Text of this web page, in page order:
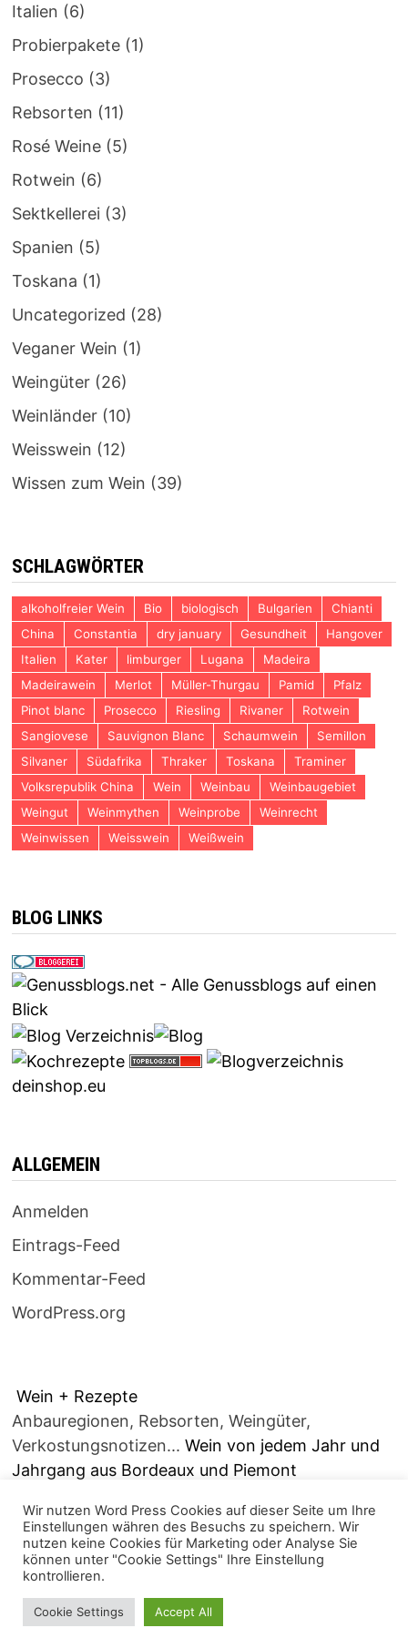
Italien (6)
Probierpakete(1)
Prosecco (3)
Rebsorten (11)
Rosé Weine(5)
Rotwein (6)
Sektkellerei (3)
Spanien (5)
Toskana (1)
Uncategorized (28)
Veganer Wein (1)
Weingüter(26)
Weinländer(10)
Weisswein (12)
Wissen zum Wein (39)
SCHLAGWÖRTER
alkoholfreier Wein Bio biologisch Bulgarien
Chianti
China
Constantia dry january Gesundheit
Hangover
Italien
Kater limburger Lugana
Madeira
Madeirawein
Merlot Müller-Thurgau Pamid
Pfalz
Pinot blanc
Prosecco Riesling Rivaner
Rotwein
Sangiovese
Sauvignon Blanc Schaumwein
Semillon
Silvaner
Südafrika Thraker Toskana
Traminer
Volksrepublik China
Wein Weinbau
Weinbaugebiet
Weingut
Weinmythen Weinprobe
Weinrecht
Weinwissen
Weisswein Weißwein
BLOG LINKS
deinshop.eu
ALLGEMEIN
Anmelden
Eintrags-Feed
Kommentar-Feed
WordPress.org
Wein + Rezepte
Anbauregionen, Rebsorten, Weingüter,
Verkostungsnotizen... Wein von jedem Jahr und
Jahrgang aus Bordeaux und Piemont
Copyright © 2026alles über Wein.....
Wir nutzen Word Press Cookies auf dieser Seite um Ihre
Einstellungen währen des Besuchs zu speichern. Wir
nutzen keine Cookies für Marketing oder Analyse Sie
können unter "Cookie Settings" Ihre Einstellung
kontrollieren.
Cookie Settings Accept All